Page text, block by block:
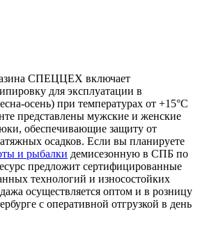
СПЕЦЦЕХ включает
для эксплуатации в
осень) при температурах от +15°C
представлены мужские и женские
обеспечивающие защиту от
осадков. Если вы планируете
и рыбалки демисезонную в СПБ по
предложит сертифицированные
технологий и износостойких
осуществляется оптом и в розницу
с оперативной отгрузкой в день